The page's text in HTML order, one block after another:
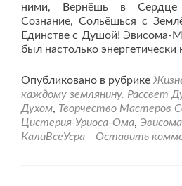
ними, Вернёшь в Сердце
Сознание, Сольёшься с
Единстве с Душой! Эвисома-
был настолько
Опубликовано в рубрике
каждому землянину. Рассвет
Духом, Творчество Мастеров
Цистерия-Уриоса-Ома,
КалиВсеУсра
Оставить